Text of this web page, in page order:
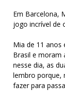
Em Barcelona,
jogo incrível de
Mia de 11 anos
Brasil e moram
nesse dia, as
lembro porque,
fazer para